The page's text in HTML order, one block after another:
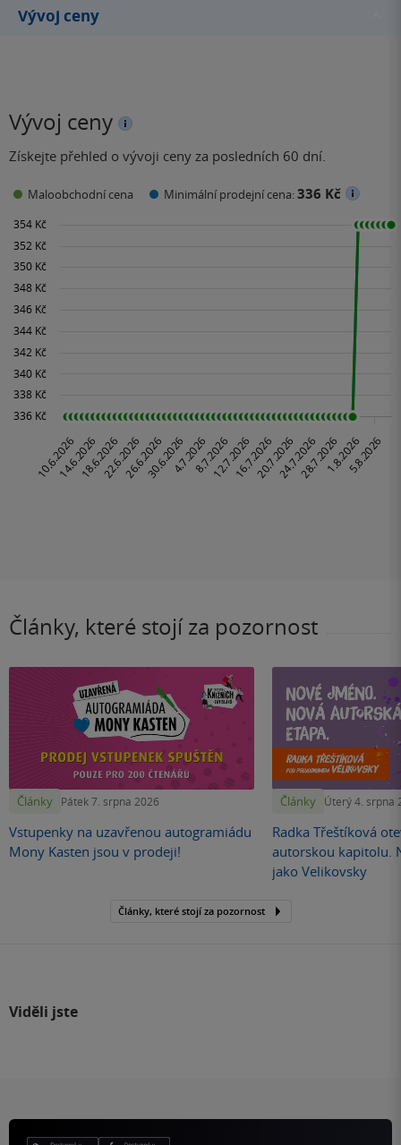
Vývoj ceny
Vývoj ceny
Získejte přehled o vývoji ceny za posledních 60 dní.
Maloobchodní cena Minimální prodejní cena:336 Kč
Články, které stojí za pozornost
Články Pátek 7. srpna 2026
Vstupenky na uzavřenou autogramiádu
Mony Kasten jsou v prodeji!
Články Úterý 4. srpna
Radka Třeštíková
autorskou kapitolu.
jako Velikovsky
Články, které stojí za pozornost
Viděli jste